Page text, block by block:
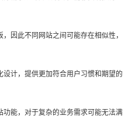
因此不同网站之间可能存在相似性，
计，提供更加符合用户习惯和期望的
功能，对于复杂的业务需求可能无法满